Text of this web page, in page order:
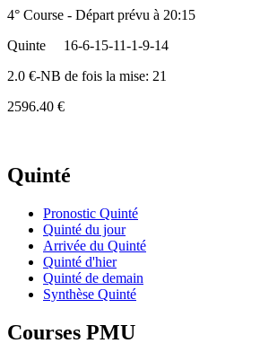
4° Course - Départ prévu à 20:15
Quinte
16-6-15-11-1-9-14
2.0 €-NB de fois la mise: 21
2596.40 €
Quinté
Pronostic Quinté
Quinté du jour
Arrivée du Quinté
Quinté d'hier
Quinté de demain
Synthèse Quinté
Courses PMU